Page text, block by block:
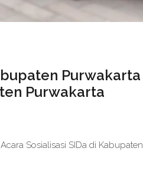
Purwakarta
Purwakarta
Sosialisasi SIDa di Kabupaten